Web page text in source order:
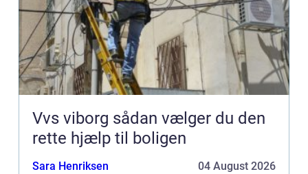
Vvs viborg sådan vælger du den
rette hjælp til boligen
Sara Henriksen 04 August 2026